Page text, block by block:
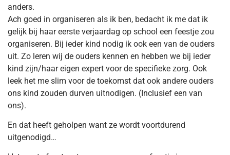
anders.
Ach goed in organiseren als ik ben, bedacht ik me dat ik
gelijk bij haar eerste verjaardag op school een feestje zou
organiseren. Bij ieder kind nodig ik ook een van de ouders
uit. Zo leren wij de ouders kennen en hebben we bij ieder
kind zijn/haar eigen expert voor de specifieke zorg. Ook
leek het me slim voor de toekomst dat ook andere ouders
ons kind zouden durven uitnodigen. (Inclusief een van
ons).
En dat heeft geholpen want ze wordt voortdurend
uitgenodigd…